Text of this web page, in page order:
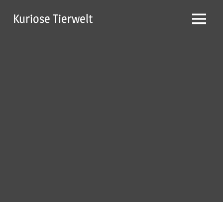
InhaltKuriose Tierwelt Menü